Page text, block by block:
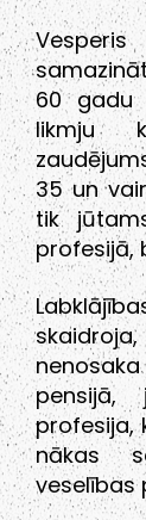
60 gadu
likmju
35 un
tik
profesijā,
pensijā,
profesija,
nākas
veselības